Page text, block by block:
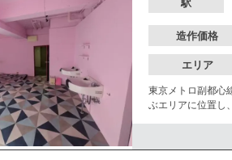
造作価格
エリア
東京メトロ副都心
ぶエリアに位置し